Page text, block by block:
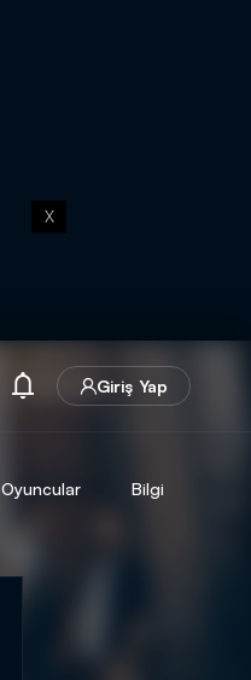
X
Giriş Yap
Oyuncular Bilgi